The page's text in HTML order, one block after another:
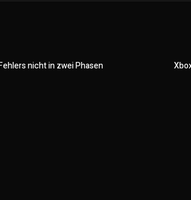
nicht in zwei Phasen